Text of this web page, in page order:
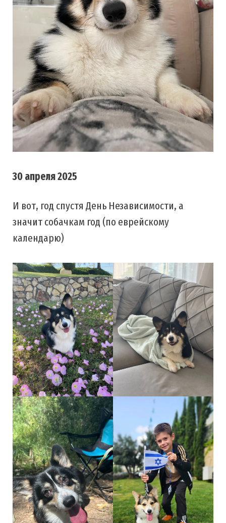
30 апреля 2025
И вот, год спустя День Независимости, а
значит собачкам год (по еврейскому
календарю)